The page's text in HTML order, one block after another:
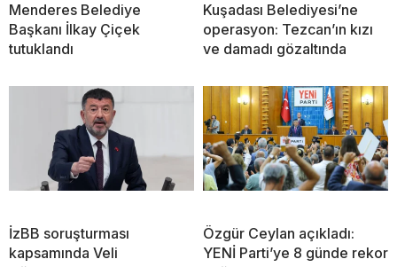
Menderes Belediye
Başkanı İlkay Çiçek
tutuklandı
Kuşadası Belediyesi’ne
operasyon: Tezcan’ın kızı
ve damadı gözaltında
İzBB soruşturması
kapsamında Veli
Özgür Ceylan açıkladı:
YENİ Parti’ye 8 günde rekor